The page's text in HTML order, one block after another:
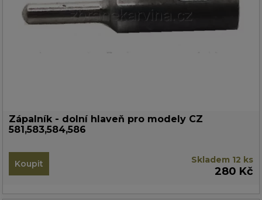
Zápalník - dolní hlaveň pro modely CZ
581,583,584,586
Koupit Skladem 12 ks
280 Kč